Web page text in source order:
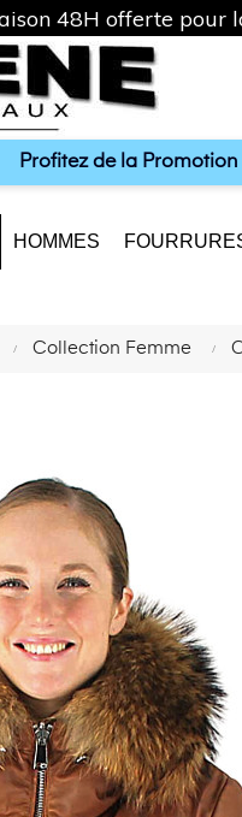
Profitez de la
HOMMES
Collection Femme
48H offerte pour